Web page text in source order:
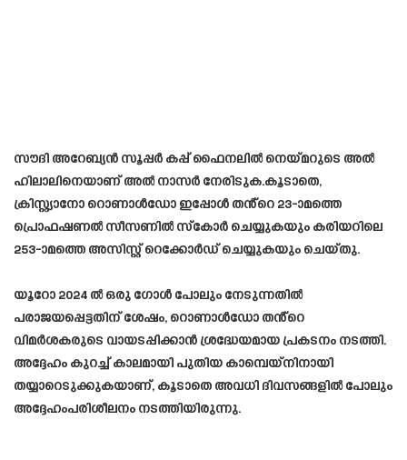
സൗദി അറേബ്യൻ സൂപ്പർ കപ്പ് ഫൈനലിൽ നെയ്മറുടെ അൽ
ഹിലാലിനെയാണ് അൽ നാസർ നേരിടുക.കൂടാതെ,
ക്രിസ്റ്റ്യാനോ റൊണാൾഡോ ഇപ്പോൾ തൻ്റെ 23-ാമത്തെ
പ്രൊഫഷണൽ സീസണിൽ സ്കോർ ചെയ്യുകയും കരിയറിലെ
253-ാമത്തെ അസിസ്റ്റ് റെക്കോർഡ് ചെയ്യുകയും ചെയ്തു.
യൂറോ 2024 ൽ ഒരു ഗോൾ പോലും നേടുന്നതിൽ
പരാജയപ്പെട്ടതിന് ശേഷം, റൊണാൾഡോ തൻ്റെ
വിമർശകരുടെ വായടപ്പിക്കാൻ ശ്രദ്ധേയമായ പ്രകടനം നടത്തി.
അദ്ദേഹം കുറച്ച് കാലമായി പുതിയ കാമ്പെയ്‌നിനായി
തയ്യാറെടുക്കുകയാണ്, കൂടാതെ അവധി ദിവസങ്ങളിൽ പോലും
അദ്ദേഹംപരിശീലനം നടത്തിയിരുന്നു.